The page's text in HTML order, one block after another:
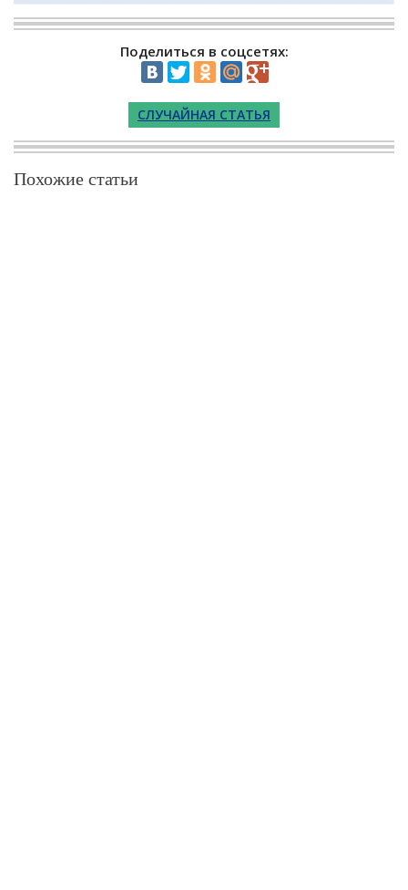
Поделиться в соцсетях:
СЛУЧАЙНАЯ СТАТЬЯ
Похожие статьи